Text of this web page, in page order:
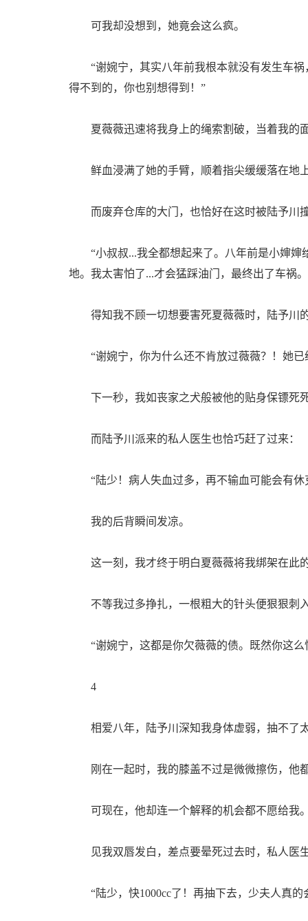
可我却没想到，她竟会这么疯。
“谢婉宁，其实八年前我根本就没有发生车祸
得不到的，你也别想得到！”
夏薇薇迅速将我身上的绳索割破，当着我的
鲜血浸满了她的手臂，顺着指尖缓缓落在地
而废弃仓库的大门，也恰好在这时被陆予川
“小叔叔...我全都想起来了。八年前是小婶婶
地。我太害怕了...才会猛踩油门，最终出了车祸
得知我不顾一切想要害死夏薇薇时，陆予川
“谢婉宁，你为什么还不肯放过薇薇？！她已
下一秒，我如丧家之犬般被他的贴身保镖死
而陆予川派来的私人医生也恰巧赶了过来：
“陆少！病人失血过多，再不输血可能会有休
我的后背瞬间发凉。
这一刻，我才终于明白夏薇薇将我绑架在此
不等我过多挣扎，一根粗大的针头便狠狠刺
“谢婉宁，这都是你欠薇薇的债。既然你这么
4
相爱八年，陆予川深知我身体虚弱，抽不了
刚在一起时，我的膝盖不过是微微擦伤，他
可现在，他却连一个解释的机会都不愿给我
见我双唇发白，差点要晕死过去时，私人医
“陆少，快1000cc了！再抽下去，少夫人真的